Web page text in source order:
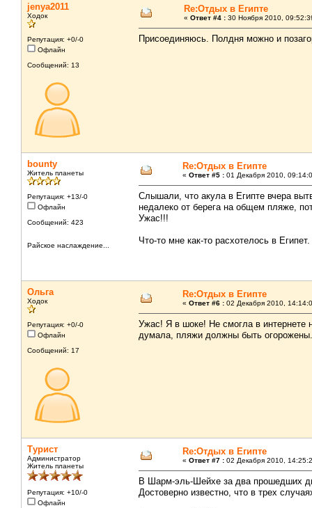
jenya2011
Ходок
Репутация: +0/-0
Офлайн
Сообщений: 13
Re:Отдых в Египте
« Ответ #4 : 30 Ноября 2010,
Присоединяюсь. Полдня можно и
bounty
Житель планеты
Репутация: +13/-0
Офлайн
Сообщений: 423
Райское наслаждение...
Re:Отдых в Египте
« Ответ #5 : 01 Декабря 2010,
Слышали, что акула в Египте вчера
недалеко от берега на общем пляже,
Ужас!!!
Что-то мне как-то расхотелось в
Ольга
Ходок
Репутация: +0/-0
Офлайн
Сообщений: 17
Re:Отдых в Египте
« Ответ #6 : 02 Декабря 2010,
Ужас! Я в шоке! Не смогла в интернете
думала, пляжи должны быть
Турист
Администратор
Житель планеты
Репутация: +10/-0
Офлайн
Re:Отдых в Египте
« Ответ #7 : 02 Декабря 2010,
В Шарм-эль-Шейхе за два прошедших
Достоверно известно, что в трех